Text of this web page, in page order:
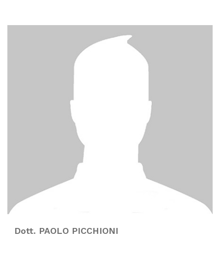
Dott. PAOLO PICCHIONI